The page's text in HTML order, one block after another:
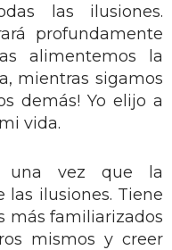
las ilusiones.
profundamente
alimentemos la
mientras sigamos
demás! Yo elijo a
vida.
una vez que la
ilusiones. Tiene
más familiarizados
mismos y creer